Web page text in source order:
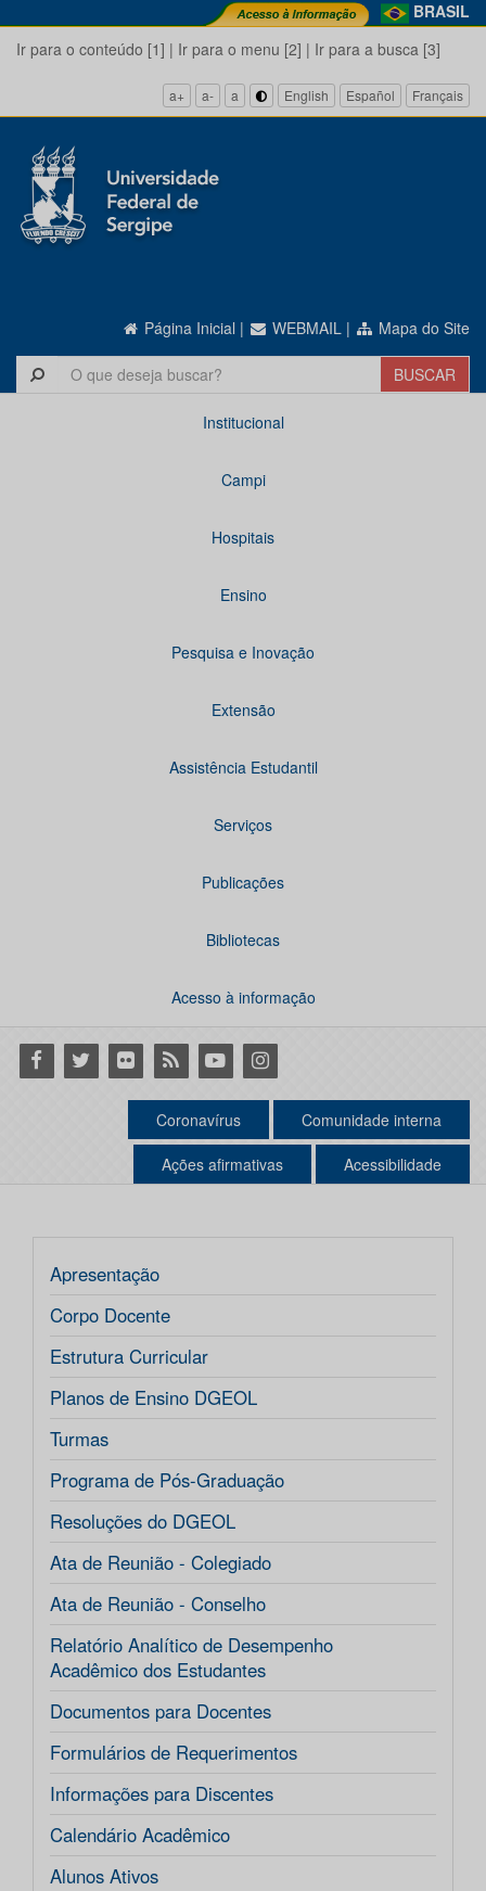
BRASIL
Ir para o conteúdo [1] | Ir para o menu [2] | Ir para a busca [3]
a+ a- a English Español Français
Página Inicial | WEBMAIL | Mapa do Site
Institucional
Campi
Hospitais
Ensino
Pesquisa e Inovação
Extensão
Assistência Estudantil
Serviços
Publicações
Bibliotecas
Acesso à informação
Facebook
Twitter Flickr RSS YoutubeInstagram
Coronavírus Comunidade interna
Ações afirmativas Acessibilidade
Apresentação
Corpo Docente
Estrutura Curricular
Planos de Ensino DGEOL
Turmas
Programa de Pós-Graduação
Resoluções do DGEOL
Ata de Reunião - Colegiado
Ata de Reunião - Conselho
Relatório Analítico de Desempenho
Acadêmico dos Estudantes
Documentos para Docentes
Formulários de Requerimentos
Informações para Discentes
Calendário Acadêmico
Alunos Ativos